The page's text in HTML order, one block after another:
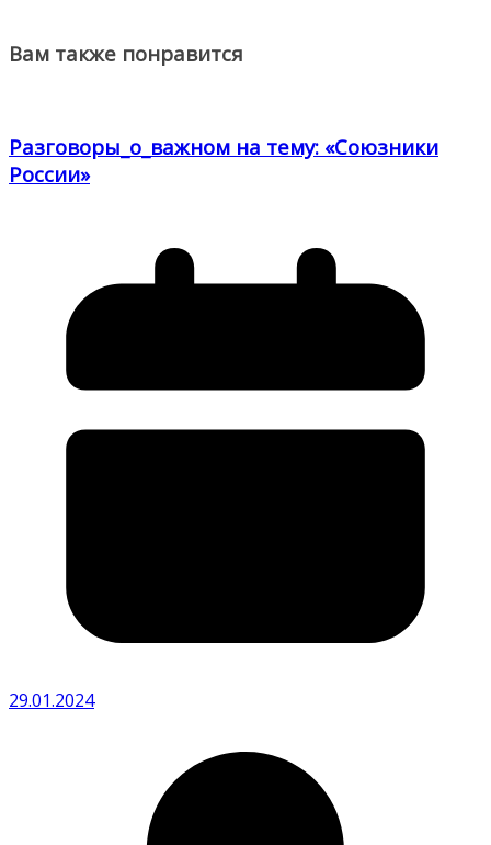
Вам также понравится
Разговоры_о_важном на тему: «Союзники
России»
29.01.2024